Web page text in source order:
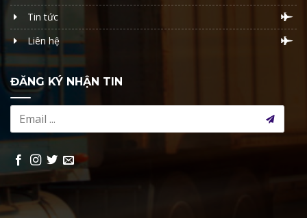
Tin tức
Liên hệ
ĐĂNG KÝ NHẬN TIN